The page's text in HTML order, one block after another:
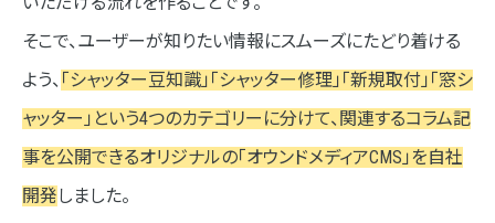
そこで、ユーザーが知りたい情報にスムーズにたどり着ける
よう、 「シャッター豆知識」「シャッター修理」「新規取付」「窓シ
ャッター」という4つのカテゴリーに分けて、関連するコラム記
事を公開できるオリジナルの「オウンドメディアCMS」を自社
開発しました。